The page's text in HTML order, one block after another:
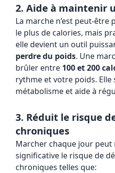
2. Aide à maintenir
La marche n’est peut-être
le plus de calories, mais
elle devient un outil
perdre du poids. Une
brûler entre 100 et 200
rythme et votre poids. Elle
métabolisme et aide à
3. Réduit le risque
chroniques
Marcher chaque jour
significative le risque de
chroniques telles que: